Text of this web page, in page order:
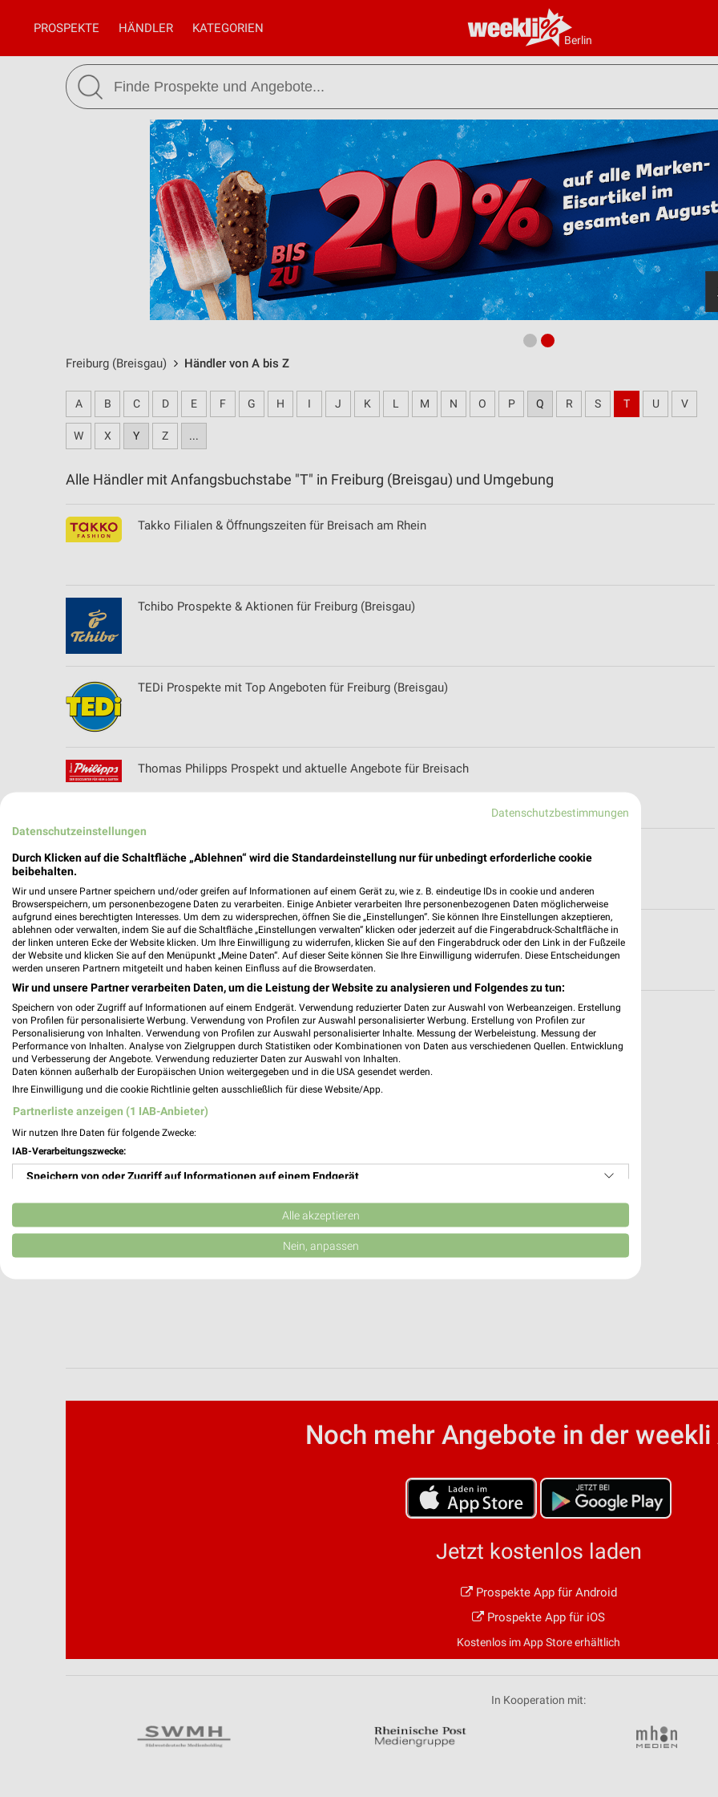
Berlin
PROSPEKTE HÄNDLER KATEGORIEN
Freiburg (Breisgau) Händler von A bis Z
A B C D E F G H I J K L M N O P Q R S T U V
W X Y Z ...
Alle Händler mit Anfangsbuchstabe "T" in Freiburg (Breisgau) und Umgebung
Takko Filialen & Öffnungszeiten für Breisach am Rhein
Tchibo Prospekte & Aktionen für Freiburg (Breisgau)
TEDi Prospekte mit Top Angeboten für Freiburg (Breisgau)
Thomas Philipps Prospekt und aktuelle Angebote für Breisach
toom Baumarkt Prospekte & Angebote für Freiburg
Trautwein Mode Filialen & Öffnungszeiten für Schiltach
trinkgut Online Prospekt für Schramberg
Noch mehr Angebote in der weekli
Jetzt kostenlos laden
Prospekte App für Android
Prospekte App für iOS
Kostenlos im App Store erhältlich
In Kooperation mit:
Datenschutzbestimmungen
Datenschutzeinstellungen
Durch Klicken auf die Schaltfläche „Ablehnen“ wird die Standardeinstellung nur für unbedingt erforderliche cookie
beibehalten.
Wir und unsere Partner speichern und/oder greifen auf Informationen auf einem Gerät zu, wie z. B. eindeutige IDs in cookie und anderen
Browserspeichern, um personenbezogene Daten zu verarbeiten. Einige Anbieter verarbeiten Ihre personenbezogenen Daten möglicherweise
aufgrund eines berechtigten Interesses. Um dem zu widersprechen, öffnen Sie die „Einstellungen“. Sie können Ihre Einstellungen akzeptieren,
ablehnen oder verwalten, indem Sie auf die Schaltfläche „Einstellungen verwalten“ klicken oder jederzeit auf die Fingerabdruck-Schaltfläche in
der linken unteren Ecke der Website klicken. Um Ihre Einwilligung zu widerrufen, klicken Sie auf den Fingerabdruck oder den Link in der Fußzeile
der Website und klicken Sie auf den Menüpunkt „Meine Daten“. Auf dieser Seite können Sie Ihre Einwilligung widerrufen. Diese Entscheidungen
werden unseren Partnern mitgeteilt und haben keinen Einfluss auf die Browserdaten.
Wir und unsere Partner verarbeiten Daten, um die Leistung der Website zu analysieren und Folgendes zu tun:
Speichern von oder Zugriff auf Informationen auf einem Endgerät. Verwendung reduzierter Daten zur Auswahl von Werbeanzeigen. Erstellung
von Profilen für personalisierte Werbung. Verwendung von Profilen zur Auswahl personalisierter Werbung. Erstellung von Profilen zur
Personalisierung von Inhalten. Verwendung von Profilen zur Auswahl personalisierter Inhalte. Messung der Werbeleistung. Messung der
Performance von Inhalten. Analyse von Zielgruppen durch Statistiken oder Kombinationen von Daten aus verschiedenen Quellen. Entwicklung
und Verbesserung der Angebote. Verwendung reduzierter Daten zur Auswahl von Inhalten.
Daten können außerhalb der Europäischen Union weitergegeben und in die USA gesendet werden.
Ihre Einwilligung und die cookie Richtlinie gelten ausschließlich für diese Website/App.
Partnerliste anzeigen (1 IAB-Anbieter)
Wir nutzen Ihre Daten für folgende Zwecke:
IAB-Verarbeitungszwecke:
Speichern von oder Zugriff auf Informationen auf einem Endgerät
Verwendung reduzierter Daten zur Auswahl von Werbeanzeigen
Erstellung von Profilen für personalisierte Werbung
Analyse von Zielgruppen durch Statistiken oder Kombinationen von Daten aus verschiedenen
Alle akzeptieren
Nein, anpassen